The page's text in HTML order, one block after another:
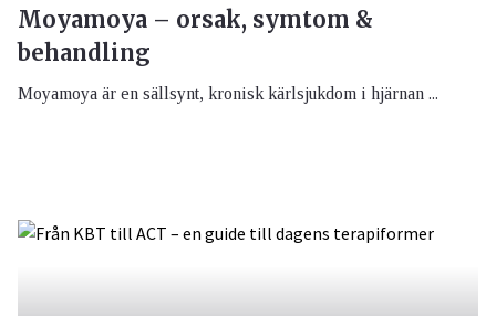
Moyamoya – orsak, symtom &
behandling
Moyamoya är en sällsynt, kronisk kärlsjukdom i hjärnan ...